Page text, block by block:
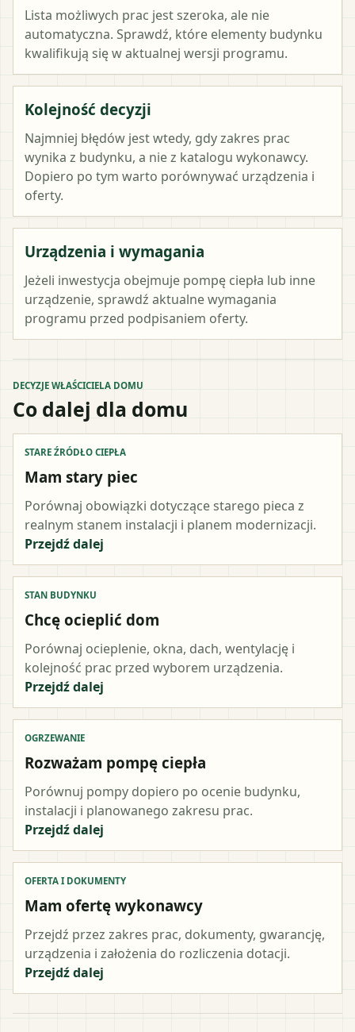
Lista możliwych prac jest szeroka, ale nie
automatyczna. Sprawdź, które elementy budynku
kwalifikują się w aktualnej wersji programu.
Kolejność decyzji
Najmniej błędów jest wtedy, gdy zakres prac
wynika z budynku, a nie z katalogu wykonawcy.
Dopiero po tym warto porównywać urządzenia i
oferty.
Urządzenia i wymagania
Jeżeli inwestycja obejmuje pompę ciepła lub inne
urządzenie, sprawdź aktualne wymagania
programu przed podpisaniem oferty.
DECYZJE WŁAŚCICIELA DOMU
Co dalej dla domu
STARE ŹRÓDŁO CIEPŁA
Mam stary piec
Porównaj obowiązki dotyczące starego pieca z
realnym stanem instalacji i planem modernizacji.
Przejdź dalej
STAN BUDYNKU
Chcę ocieplić dom
Porównaj ocieplenie, okna, dach, wentylację i
kolejność prac przed wyborem urządzenia.
Przejdź dalej
OGRZEWANIE
Rozważam pompę ciepła
Porównuj pompy dopiero po ocenie budynku,
instalacji i planowanego zakresu prac.
Przejdź dalej
OFERTA I DOKUMENTY
Mam ofertę wykonawcy
Przejdź przez zakres prac, dokumenty, gwarancję,
urządzenia i założenia do rozliczenia dotacji.
Przejdź dalej